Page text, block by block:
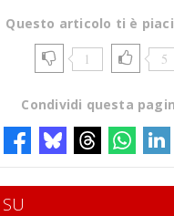
Questo articolo ti è
1 5
Condividi questa